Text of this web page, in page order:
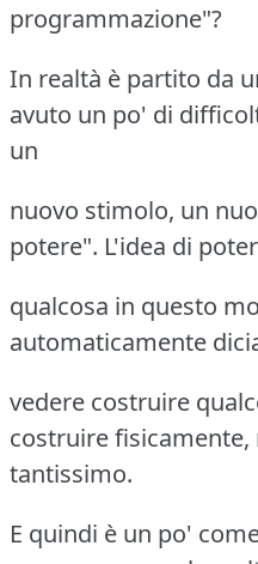
programmazione"?
In realtà è partito da
avuto un po' di
un
nuovo stimolo, un
potere". L'idea di
qualcosa in questo
automaticamente
vedere costruire
costruire fisicamente,
tantissimo.
E quindi è un po'